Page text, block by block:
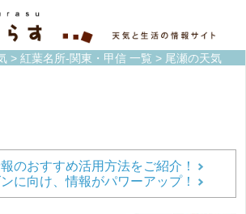
> 紅葉名所-関東・甲信 一覧 > 尾瀬の天気
のおすすめ活用方法をご紹介！
に向け、情報がパワーアップ！